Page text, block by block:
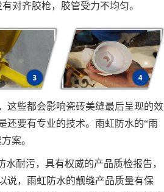
对齐胶枪，胶管受力不均匀。
这些都会影响瓷砖美缝最后呈现的效
还要有专业的技术。雨虹防水的“雨
案。
耐污，具有权威的产品质检报告，
说，雨虹防水的靓缝产品质量有保